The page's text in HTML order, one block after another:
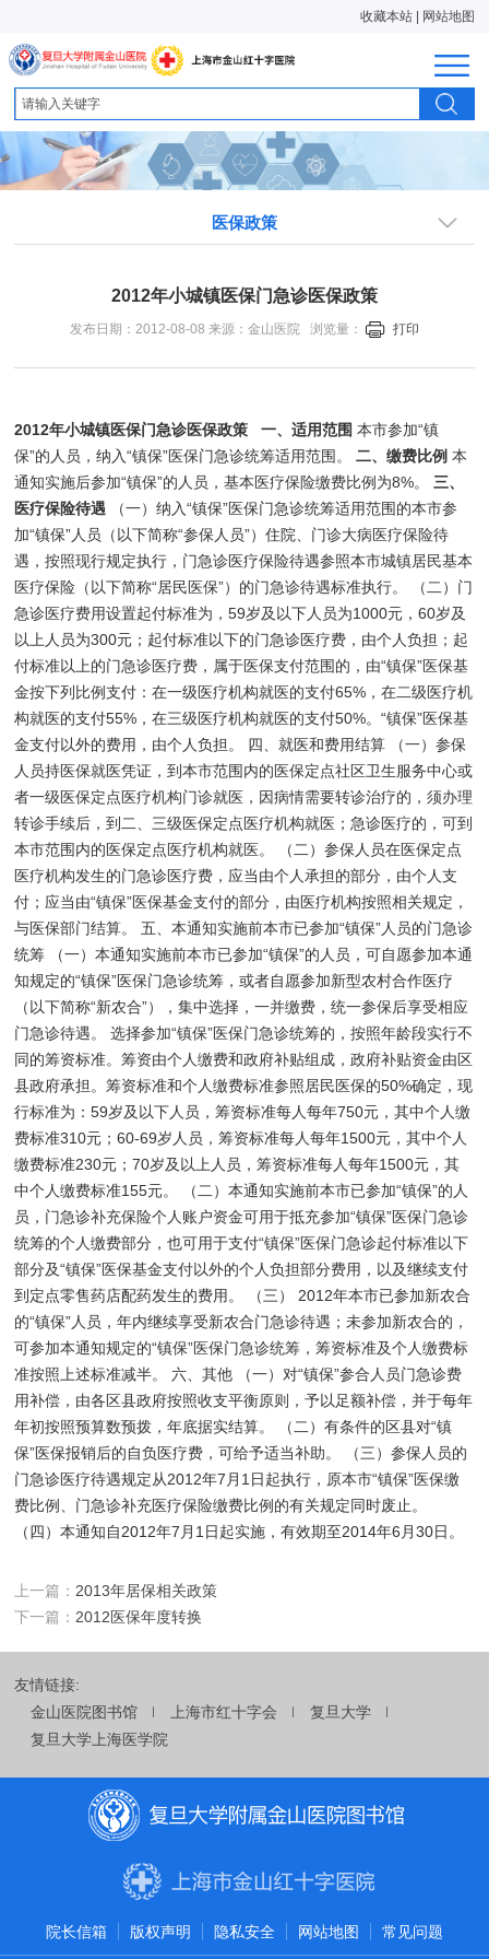
收藏本站 网站地图
医保政策
2012年小城镇医保门急诊医保政策
发布日期：2012-08-08 来源：金山医院 浏览量： 打印
2012年小城镇医保门急诊医保政策 一、适用范围 本市参加“镇
保”的人员，纳入“镇保”医保门急诊统筹适用范围。二、缴费比例 本
通知实施后参加“镇保”的人员，基本医疗保险缴费比例为8%。 三、
医疗保险待遇 （一）纳入“镇保”医保门急诊统筹适用范围的本市参
加“镇保”人员（以下简称“参保人员”）住院、门诊大病医疗保险待
遇，按照现行规定执行，门急诊医疗保险待遇参照本市城镇居民基本
医疗保险（以下简称“居民医保”）的门急诊待遇标准执行。 （二）门
急诊医疗费用设置起付标准为，59岁及以下人员为1000元，60岁及
以上人员为300元；起付标准以下的门急诊医疗费，由个人负担；起
付标准以上的门急诊医疗费，属于医保支付范围的，由“镇保”医保基
金按下列比例支付：在一级医疗机构就医的支付65%，在二级医疗机
构就医的支付55%，在三级医疗机构就医的支付50%。“镇保”医保基
金支付以外的费用，由个人负担。 四、就医和费用结算 （一）参保
人员持医保就医凭证，到本市范围内的医保定点社区卫生服务中心或
者一级医保定点医疗机构门诊就医，因病情需要转诊治疗的，须办理
转诊手续后，到二、三级医保定点医疗机构就医；急诊医疗的，可到
本市范围内的医保定点医疗机构就医。 （二）参保人员在医保定点
医疗机构发生的门急诊医疗费，应当由个人承担的部分，由个人支
付；应当由“镇保”医保基金支付的部分，由医疗机构按照相关规定，
与医保部门结算。 五、本通知实施前本市已参加“镇保”人员的门急诊
统筹 （一）本通知实施前本市已参加“镇保”的人员，可自愿参加本通
知规定的“镇保”医保门急诊统筹，或者自愿参加新型农村合作医疗
（以下简称“新农合”），集中选择，一并缴费，统一参保后享受相应
门急诊待遇。 选择参加“镇保”医保门急诊统筹的，按照年龄段实行不
同的筹资标准。筹资由个人缴费和政府补贴组成，政府补贴资金由区
县政府承担。筹资标准和个人缴费标准参照居民医保的50%确定，现
行标准为：59岁及以下人员，筹资标准每人每年750元，其中个人缴
费标准310元；60-69岁人员，筹资标准每人每年1500元，其中个人
缴费标准230元；70岁及以上人员，筹资标准每人每年1500元，其
中个人缴费标准155元。 （二）本通知实施前本市已参加“镇保”的人
员，门急诊补充保险个人账户资金可用于抵充参加“镇保”医保门急诊
统筹的个人缴费部分，也可用于支付“镇保”医保门急诊起付标准以下
部分及“镇保”医保基金支付以外的个人负担部分费用，以及继续支付
到定点零售药店配药发生的费用。 （三） 2012年本市已参加新农合
的“镇保”人员，年内继续享受新农合门急诊待遇；未参加新农合的，
可参加本通知规定的“镇保”医保门急诊统筹，筹资标准及个人缴费标
准按照上述标准减半。 六、其他 （一）对“镇保”参合人员门急诊费
用补偿，由各区县政府按照收支平衡原则，予以足额补偿，并于每年
年初按照预算数预拨，年底据实结算。 （二）有条件的区县对“镇
保”医保报销后的自负医疗费，可给予适当补助。 （三）参保人员的
门急诊医疗待遇规定从2012年7月1日起执行，原本市“镇保”医保缴
费比例、门急诊补充医疗保险缴费比例的有关规定同时废止。
（四）本通知自2012年7月1日起实施，有效期至2014年6月30日。
上一篇： 2013年居保相关政策
下一篇： 2012医保年度转换
友情链接:
金山医院图书馆
上海市红十字会
复旦大学
复旦大学上海医学院
院长信箱 版权声明 隐私安全 网站地图 常见问题